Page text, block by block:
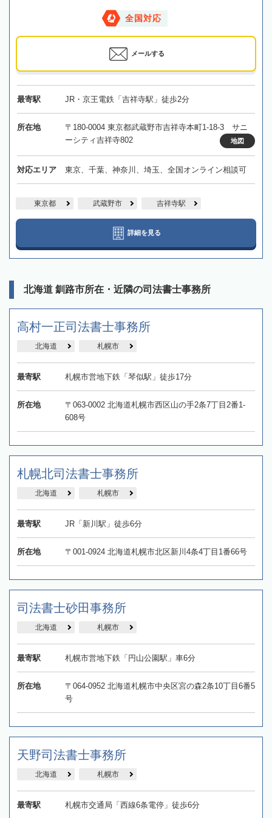
全国対応
メールする
最寄駅 JR・京王電鉄「吉祥寺駅」徒歩2分
所在地
〒180-0004 東京都武蔵野市吉祥寺本町1-18-3 サニ
ーシティ吉祥寺802
地図
対応エリア 東京、千葉、神奈川、埼玉、全国オンライン相談可
東京都 武蔵野市 吉祥寺駅
詳細を見る
北海道 釧路市所在・近隣の司法書士事務所
高村一正司法書士事務所
北海道 札幌市
最寄駅 札幌市営地下鉄「琴似駅」徒歩17分
所在地
〒063-0002 北海道札幌市西区山の手2条7丁目2番1-
608号
札幌北司法書士事務所
北海道 札幌市
最寄駅 JR「新川駅」徒歩6分
所在地 〒001-0924 北海道札幌市北区新川4条4丁目1番66号
司法書士砂田事務所
北海道 札幌市
最寄駅 札幌市営地下鉄「円山公園駅」車6分
所在地
〒064-0952 北海道札幌市中央区宮の森2条10丁目6番5
号
天野司法書士事務所
北海道 札幌市
最寄駅 札幌市交通局「西線6条電停」徒歩6分